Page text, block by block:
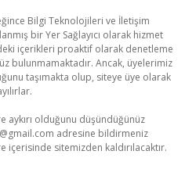
Bilgi Teknolojileri ve İletişim
bir Yer Sağlayıcı olarak hizmet
içerikleri proaktif olarak denetleme
bulunmamaktadır. Ancak, üyelerimiz
taşımakta olup, siteye üye olarak
aykırı olduğunu düşündüğünüz
adresine bildirmeniz
içerisinde sitemizden kaldırılacaktır.